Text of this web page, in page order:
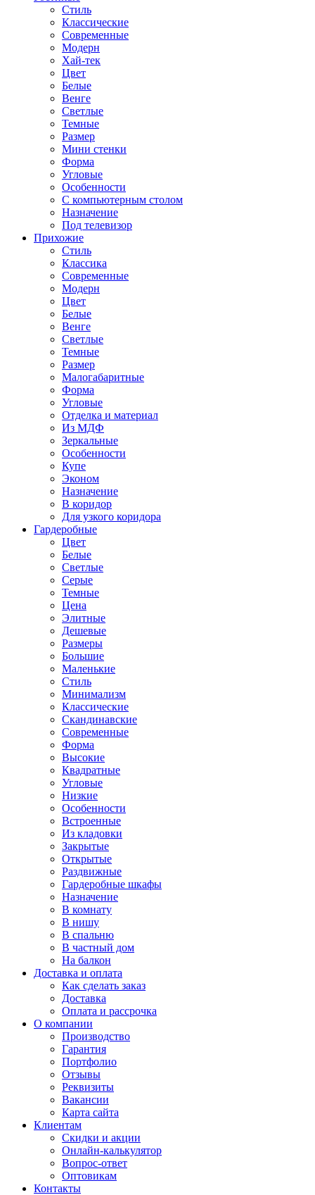
Стиль
Классические
Современные
Модерн
Хай-тек
Цвет
Белые
Венге
Светлые
Темные
Размер
Мини стенки
Форма
Угловые
Особенности
С компьютерным столом
Назначение
Под телевизор
Прихожие
Стиль
Классика
Современные
Модерн
Цвет
Белые
Венге
Светлые
Темные
Размер
Малогабаритные
Форма
Угловые
Отделка и материал
Из МДФ
Зеркальные
Особенности
Купе
Эконом
Назначение
В коридор
Для узкого коридора
Гардеробные
Цвет
Белые
Светлые
Серые
Темные
Цена
Элитные
Дешевые
Размеры
Большие
Маленькие
Стиль
Минимализм
Классические
Скандинавские
Современные
Форма
Высокие
Квадратные
Угловые
Низкие
Особенности
Встроенные
Из кладовки
Закрытые
Открытые
Раздвижные
Гардеробные шкафы
Назначение
В комнату
В нишу
В спальню
В частный дом
На балкон
Доставка и оплата
Как сделать заказ
Доставка
Оплата и рассрочка
О компании
Производство
Гарантия
Портфолио
Отзывы
Реквизиты
Вакансии
Карта сайта
Клиентам
Скидки и акции
Онлайн-калькулятор
Вопрос-ответ
Оптовикам
Контакты